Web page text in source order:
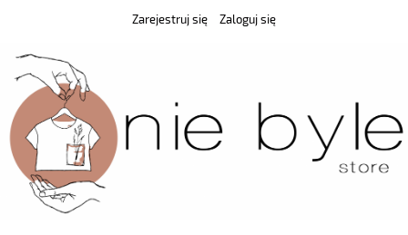
Zarejestruj się Zaloguj się